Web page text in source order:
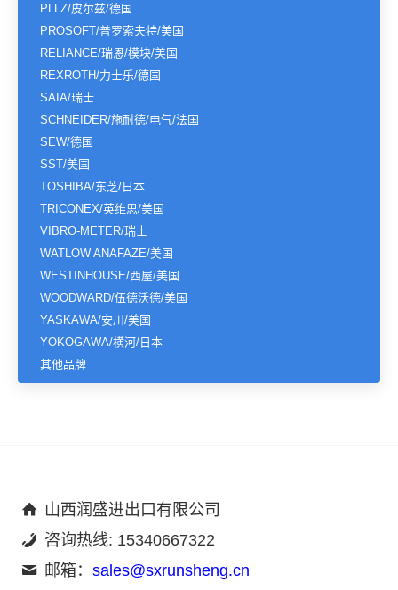
PLLZ/皮尔兹/德国
PROSOFT/普罗索夫特/美国
RELIANCE/瑞恩/模块/美国
REXROTH/力士乐/德国
SAIA/瑞士
SCHNEIDER/施耐德/电气/法国
SEW/德国
SST/美国
TOSHIBA/东芝/日本
TRICONEX/英维思/美国
VIBRO-METER/瑞士
WATLOW ANAFAZE/美国
WESTINHOUSE/西屋/美国
WOODWARD/伍德沃德/美国
YASKAWA/安川/美国
YOKOGAWA/横河/日本
其他品牌
山西润盛进出口有限公司
咨询热线: 15340667322
邮箱：sales@sxrunsheng.cn